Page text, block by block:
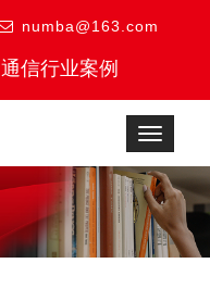
numba@163.com
通信行业案例
Toggle